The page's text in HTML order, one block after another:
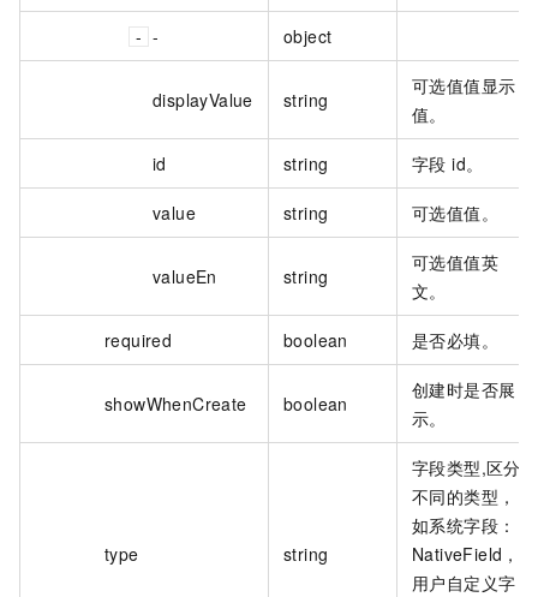
- object
displayValue string
可选值值显示
值。
id string 字段 id。
value string 可选值值。
valueEn string
可选值值英
文。
required boolean 是否必填。
showWhenCreate boolean
创建时是否展
示。
type string
字段类型,区分
不同的类型，
如系统字段：
NativeField，
用户自定义字